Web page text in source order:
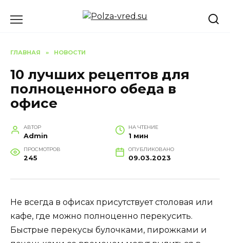
ГЛАВНАЯ » НОВОСТИ
10 лучших рецептов для
полноценного обеда в
офисе
АВТОР
Admin
НА ЧТЕНИЕ
1 мин
ПРОСМОТРОВ
245
ОПУБЛИКОВАНО
09.03.2023
Не всегда в офисах присутствует столовая или
кафе, где можно полноценно перекусить.
Быстрые перекусы булочками, пирожками и